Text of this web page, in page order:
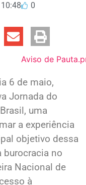
10:48 0
6 de maio,
Jornada do
uma
a experiência
objetivo dessa
burocracia no
Nacional de
à